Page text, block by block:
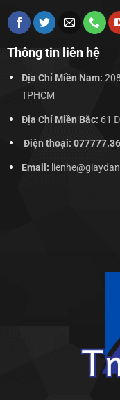
Thông tin liên hệ
Địa Chỉ Miền Nam:
TPHCM
Địa Chỉ Miền Bắc: 61
Điện thoại:
Email: